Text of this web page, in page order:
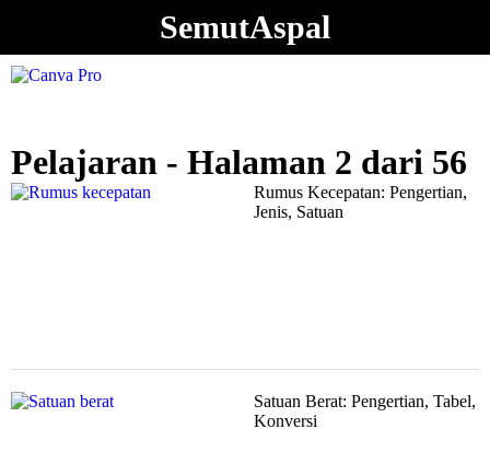
SemutAspal
Pelajaran - Halaman 2 dari 56
Rumus Kecepatan: Pengertian,
Jenis, Satuan
Satuan Berat: Pengertian, Tabel,
Konversi